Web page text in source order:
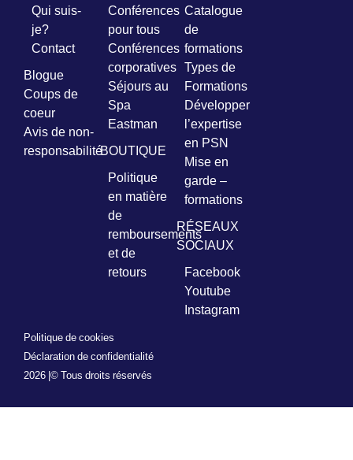
Qui suis-
je?
Contact
Blogue
Coups de
coeur
Avis de non-
responsabilité
Conférences
pour tous
Conférences
corporatives
Séjours au
Spa
Eastman
BOUTIQUE
Politique
en matière
de
remboursements
et de
retours
Catalogue
de
formations
Types de
Formations
Développer
l’expertise
en PSN
Mise en
garde –
formations
RÉSEAUX
SOCIAUX
Facebook
Youtube
Instagram
2026 |© Tous droits réservés
Politique de cookies
Déclaration de confidentialité